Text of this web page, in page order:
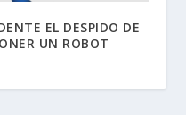
EL DESPIDO DE
UN ROBOT